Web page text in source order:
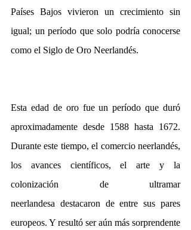
Países Bajos vivieron un crecimiento sin
igual; un período que solo podría conocerse
como el Siglo de Oro Neerlandés.
Esta edad de oro fue un período que duró
aproximadamente desde 1588 hasta 1672.
Durante este tiempo, el comercio neerlandés,
los avances científicos, el arte y la
colonización de ultramar
neerlandesa destacaron de entre sus pares
europeos. Y resultó ser aún más sorprendente